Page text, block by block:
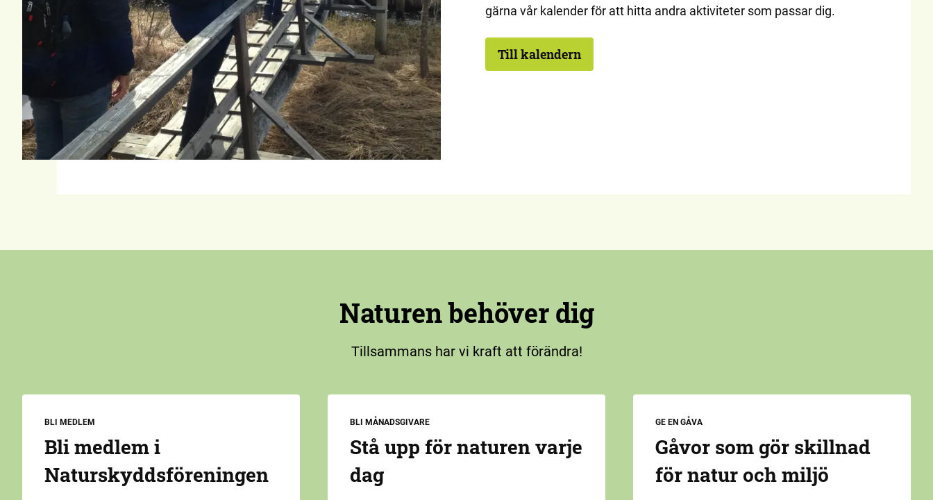
gärna vår kalender för att hitta andra aktiviteter som passar dig.
Till kalendern
Naturen behöver dig
Tillsammans har vi kraft att förändra!
BLI MEDLEM
Bli medlem i
Naturskydds­föreningen
BLI MÅNADSGIVARE
Stå upp för naturen varje
dag
GE EN GÅVA
Gåvor som gör skillnad
för natur och miljö